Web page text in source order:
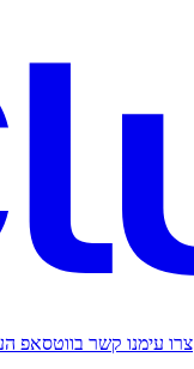
צרו עימנו קשר בווטסאפ